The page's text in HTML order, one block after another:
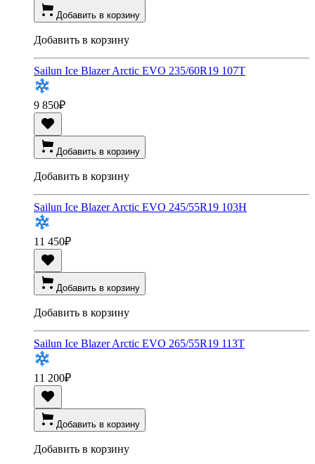
Добавить в корзину
Добавить в корзину
Sailun Ice Blazer Arctic EVO 235/60R19 107T
9 850₽
Добавить в корзину
Добавить в корзину
Sailun Ice Blazer Arctic EVO 245/55R19 103H
11 450₽
Добавить в корзину
Добавить в корзину
Sailun Ice Blazer Arctic EVO 265/55R19 113T
11 200₽
Добавить в корзину
Добавить в корзину